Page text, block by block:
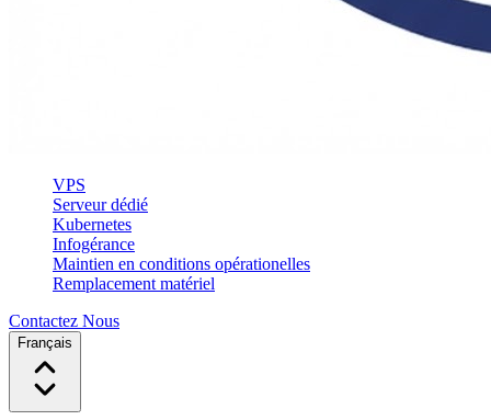
VPS
Serveur dédié
Kubernetes
Infogérance
Maintien en conditions opérationelles
Remplacement matériel
Contactez Nous
Français